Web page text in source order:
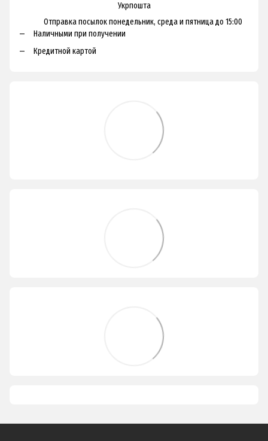
Укрпошта
Отправка посылок понедельник, среда и пятница до 15:00
Наличными при получении
Кредитной картой